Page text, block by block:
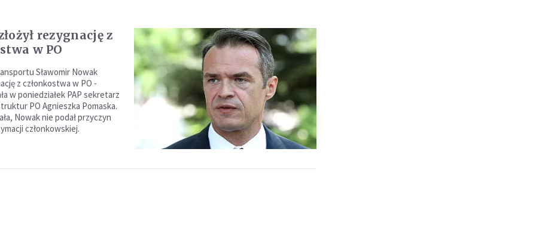
rezygnację z
w PO
Sławomir Nowak
z członkostwa w PO -
w poniedziałek PAP sekretarz
PO Agnieszka Pomaska.
Nowak nie podał przyczyn
członkowskiej.